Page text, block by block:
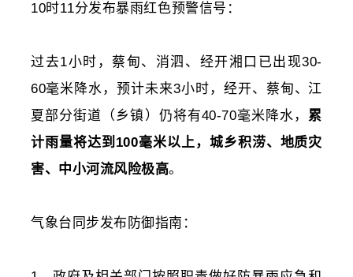
10时11分发布暴雨红色预警信号：
过去1小时，蔡甸、消泗、经开湘口已出现30-
60毫米降水，预计未来3小时，经开、蔡甸、江
夏部分街道（乡镇）仍将有40-70毫米降水， 累
计雨量将达到100毫米以上，城乡积涝、地质灾
害、中小河流风险极高。
气象台同步发布防御指南：